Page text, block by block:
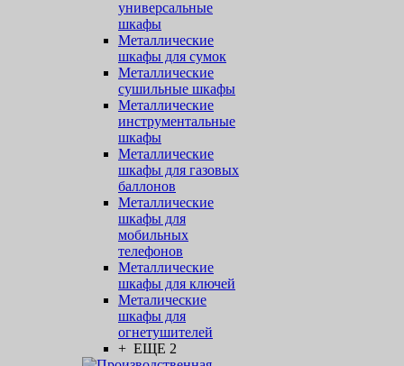
универсальные
шкафы
Металлические
шкафы для сумок
Металлические
сушильные шкафы
Металлические
инструментальные
шкафы
Металлические
шкафы для газовых
баллонов
Металлические
шкафы для
мобильных
телефонов
Металлические
шкафы для ключей
Металические
шкафы для
огнетушителей
+ ЕЩЕ 2